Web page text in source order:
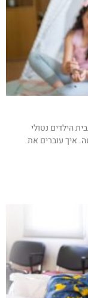
הילדים נטולי
איך עוברים את